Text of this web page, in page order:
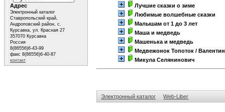
Лучшие сказки о зиме
Любимые волшебные сказки
Малышам от 1 до 3 лет
Маша и медведь
Машенька и медведь
Медвежонок Топоток /
Микула Селянинович
Электронный каталог Web-Liber
Адрес
Электронный каталог
Ставропольский край,
Андроповский район, с.
Курсавка, ул. Красная 27
357070 Курсавка
Россия
8(86556)6-43-99
факс 8(86556)6-40-87
контакт